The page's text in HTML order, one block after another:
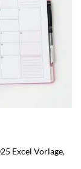
Excel Vorlage,